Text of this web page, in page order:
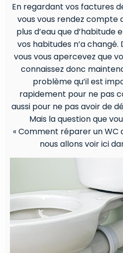
En regardant vos factures
vous vous rendez compte
plus d’eau que
vos habitudes n’a
vous vous apercevez que
connaissez donc
problème qu’il est
rapidement pour ne pas
aussi pour ne pas avoir de
Mais la question que
« Comment réparer un WC
nous allons voir ici